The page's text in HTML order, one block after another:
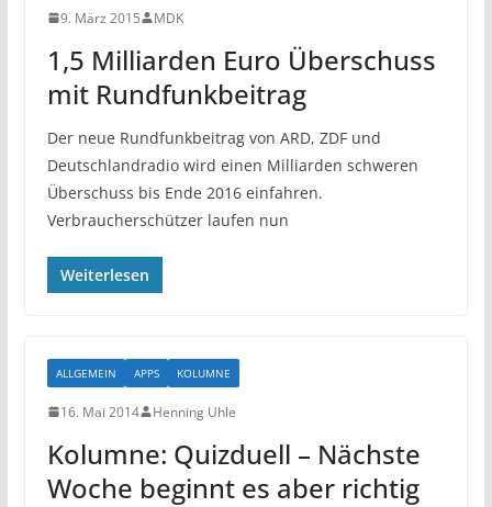
9. März 2015 MDK
1,5 Milliarden Euro Überschuss
mit Rundfunkbeitrag
Der neue Rundfunkbeitrag von ARD, ZDF und
Deutschlandradio wird einen Milliarden schweren
Überschuss bis Ende 2016 einfahren.
Verbraucherschützer laufen nun
Weiterlesen
ALLGEMEIN APPS KOLUMNE
16. Mai 2014 Henning Uhle
Kolumne: Quizduell – Nächste
Woche beginnt es aber richtig